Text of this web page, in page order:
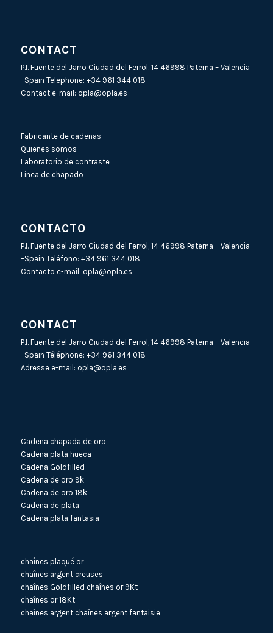
CONTACT
P.I. Fuente del Jarro Ciudad del Ferrol, 14 46998 Paterna – Valencia
–Spain Telephone: +34 961 344 018
Contact e-mail: opla@opla.es
Fabricante de cadenas
Quienes somos
Laboratorio de contraste
Línea de chapado
CONTACTO
P.I. Fuente del Jarro Ciudad del Ferrol, 14 46998 Paterna – Valencia
–Spain Teléfono: +34 961 344 018
Contacto e-mail: opla@opla.es
CONTACT
P.I. Fuente del Jarro Ciudad del Ferrol, 14 46998 Paterna – Valencia
–Spain Téléphone: +34 961 344 018
Adresse e-mail: opla@opla.es
Cadena chapada de oro
Cadena plata hueca
Cadena Goldfilled
Cadena de oro 9k
Cadena de oro 18k
Cadena de plata
Cadena plata fantasia
chaînes plaqué or
chaînes argent creuses
chaînes Goldfilled chaînes or 9Kt
chaînes or 18Kt
chaînes argent chaînes argent fantaisie